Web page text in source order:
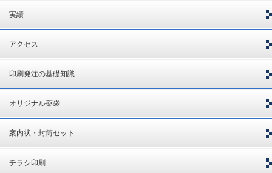
実績
アクセス
印刷発注の基礎知識
オリジナル薬袋
案内状・封筒セット
チラシ印刷